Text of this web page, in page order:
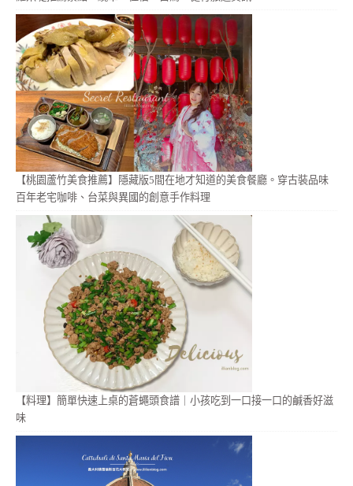
【桃園蘆竹美食推薦】隱藏版5間在地才知道的美食餐廳。穿古裝品味
百年老宅咖啡、台菜與異國的創意手作料理
【料理】簡單快速上桌的蒼蠅頭食譜｜小孩吃到一口接一口的鹹香好滋
味